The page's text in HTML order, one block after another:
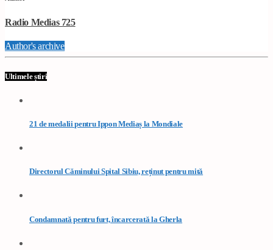
Radio Medias 725
Author's archive
Ultimele știri
21 de medalii pentru Ippon Mediaș la Mondiale
Directorul Căminului Spital Sibiu, reținut pentru mită
Condamnată pentru furt, încarcerată la Gherla